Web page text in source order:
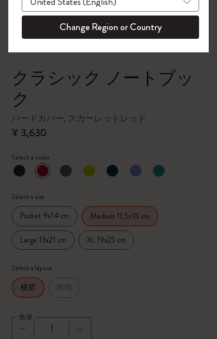
クラシック ノートブッ
ク
ハードカバー, スカーレットレッド
¥ 3,630
Select a color
選択済
*選択したカラー
Select a size
Pocket 9x14 cm Medium 11.5x18 cm
Large 13x21 cm XL 19x25 cm
Select a layout
横罫
数量
今すぐ会員登録 !
Change Region or Country